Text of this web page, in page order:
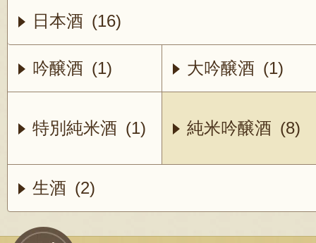
日本酒 (16)
吟醸酒 (1) 大吟醸酒 (1)
特別純米酒 (1) 純米吟醸酒 (8)
生酒 (2)